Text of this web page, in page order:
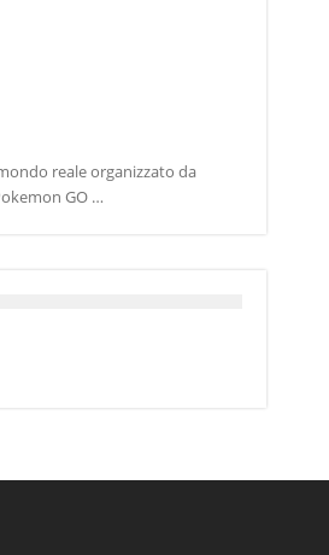
reale organizzato da
GO …